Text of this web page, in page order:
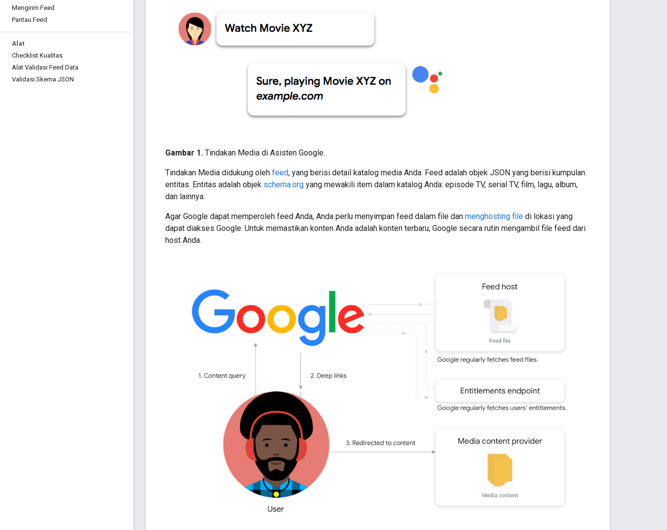
Mengirim Feed
Pantau Feed
Alat
Checklist Kualitas
Alat Validasi Feed Data
Validasi Skema JSON
Gambar 1. Tindakan Media di Asisten Google.
Tindakan Media didukung oleh feed, yang berisi detail katalog media Anda. Feed adalah objek JSON yang berisi kumpulan
entitas. Entitas adalah objek schema.org yang mewakili item dalam katalog Anda: episode TV, serial TV, film, lagu, album,
dan lainnya.
Agar Google dapat memperoleh feed Anda, Anda perlu menyimpan feed dalam file dan menghosting file di lokasi yang
dapat diakses Google. Untuk memastikan konten Anda adalah konten terbaru, Google secara rutin mengambil file feed dari
host Anda.